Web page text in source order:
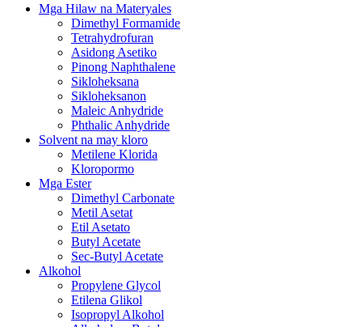
Mga Hilaw na Materyales
Dimethyl Formamide
Tetrahydrofuran
Asidong Asetiko
Pinong Naphthalene
Sikloheksana
Sikloheksanon
Maleic Anhydride
Phthalic Anhydride
Solvent na may kloro
Metilene Klorida
Kloropormo
Mga Ester
Dimethyl Carbonate
Metil Asetat
Etil Asetato
Butyl Acetate
Sec-Butyl Acetate
Alkohol
Propylene Glycol
Etilena Glikol
Isopropyl Alkohol